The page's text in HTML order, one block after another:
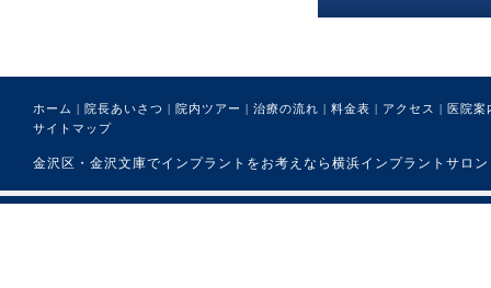
ホーム | 院長あいさつ | 院内ツアー | 治療の流れ | 料金表 | アクセス | 医院案
サイトマップ
金沢区・金沢文庫でインプラントをお考えなら横浜インプラントサ